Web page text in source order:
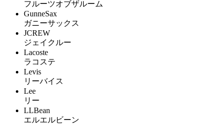
フルーツオブザルーム
GunneSax
ガニーサックス
JCREW
ジェイクルー
Lacoste
ラコステ
Levis
リーバイス
Lee
リー
LLBean
エルエルビーン